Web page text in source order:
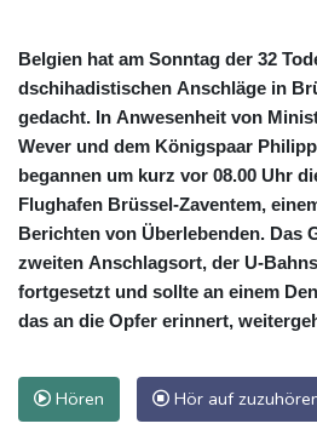
Belgien hat am Sonntag der 32
dschihadistischen Anschläge in
gedacht. In Anwesenheit von
Wever und dem Königspaar
begannen um kurz vor 08.00 Uhr
Flughafen Brüssel-Zaventem,
Berichten von Überlebenden. Das
zweiten Anschlagsort, der U-
fortgesetzt und sollte an einem
das an die Opfer erinnert,
Hören Hör auf